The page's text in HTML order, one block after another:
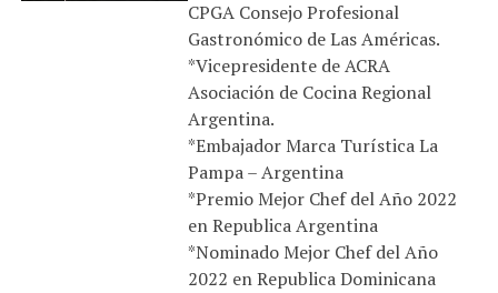
CPGA Consejo Profesional
Gastronómico de Las Américas.
*Vicepresidente de ACRA
Asociación de Cocina Regional
Argentina.
*Embajador Marca Turística La
Pampa – Argentina
*Premio Mejor Chef del Año 2022
en Republica Argentina
*Nominado Mejor Chef del Año
2022 en Republica Dominicana